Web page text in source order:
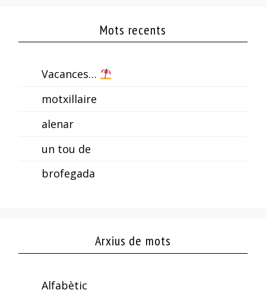
Mots recents
Vacances…
motxillaire
alenar
un tou de
brofegada
Arxius de mots
Alfabètic